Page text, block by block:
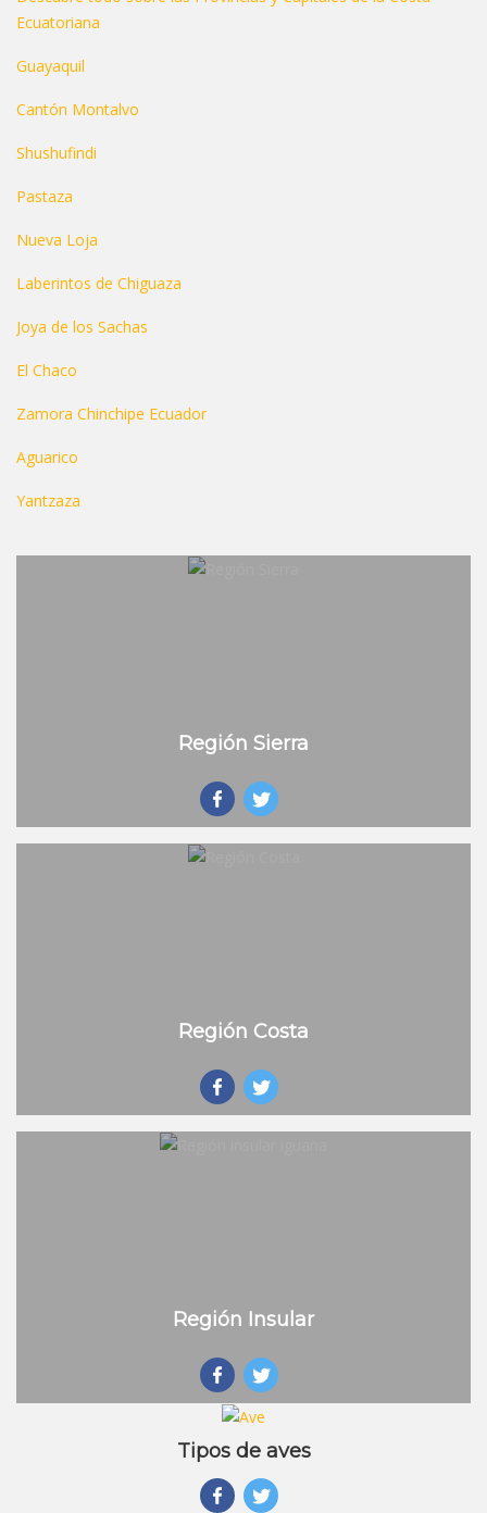
Ecuatoriana
Guayaquil
Cantón Montalvo
Shushufindi
Pastaza
Nueva Loja
Laberintos de Chiguaza
Joya de los Sachas
El Chaco
Zamora Chinchipe Ecuador
Aguarico
Yantzaza
Región Sierra
Región Costa
Región Insular
Tipos de aves